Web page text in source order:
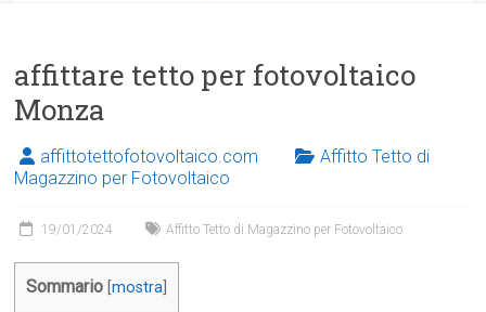
affittare tetto per fotovoltaico
Monza
affittotettofotovoltaico.com
Affitto Tetto di
Magazzino per Fotovoltaico
19/01/2024 Affitto Tetto di Magazzino per Fotovoltaico
Sommario [mostra